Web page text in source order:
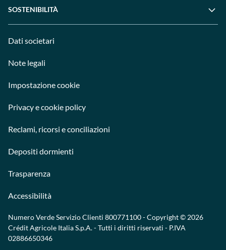
SOSTENIBILITÀ
Dati societari
Note legali
Impostazione cookie
Privacy e cookie policy
Reclami, ricorsi e conciliazioni
Depositi dormienti
Trasparenza
Accessibilità
Numero Verde Servizio Clienti 800771100- Copyright © 2026
Crédit Agricole Italia S.p.A. - Tutti i diritti riservati - P.IVA
02886650346